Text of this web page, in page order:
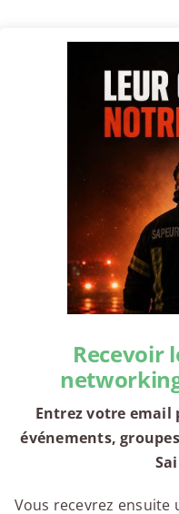
Recevoir
Entrez votre email
événements,
Vous recevrez ensuite